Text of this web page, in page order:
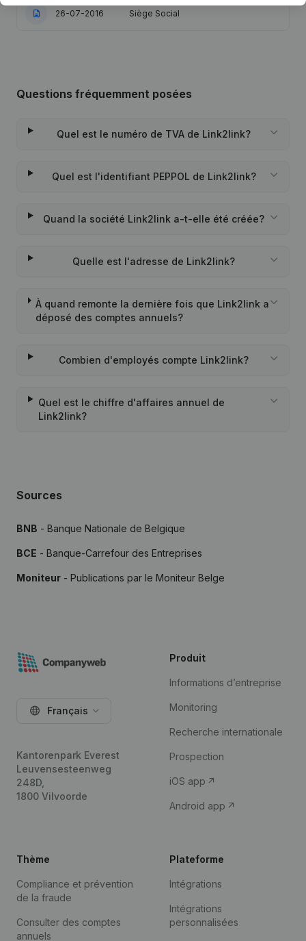
26-07-2016 Siège Social
Questions fréquemment posées
Quel est le numéro de TVA de Link2link?
Quel est l'identifiant PEPPOL de Link2link?
Quand la société Link2link a-t-elle été créée?
Quelle est l'adresse de Link2link?
À quand remonte la dernière fois que Link2link a
déposé des comptes annuels?
Combien d'employés compte Link2link?
Quel est le chiffre d'affaires annuel de
Link2link?
Sources
BNB - Banque Nationale de Belgique
BCE - Banque-Carrefour des Entreprises
Moniteur - Publications par le Moniteur Belge
Français
Kantorenpark Everest
Leuvensesteenweg
248D,
1800 Vilvoorde
Produit
Informations d’entreprise
Monitoring
Recherche internationale
Prospection
iOS app
Android app
Thème
Compliance et prévention
de la fraude
Consulter des comptes
annuels
Plateforme
Intégrations
Intégrations
personnalisées